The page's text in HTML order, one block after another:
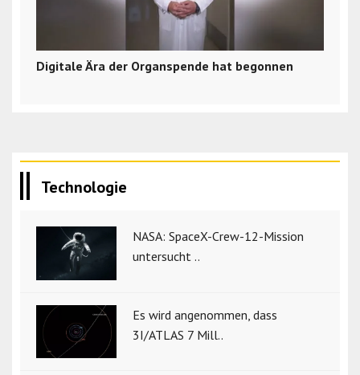
Digitale Ära der Organspende hat begonnen
Technologie
NASA: SpaceX-Crew-12-Mission
untersucht ..
Es wird angenommen, dass
3I/ATLAS 7 Mill..